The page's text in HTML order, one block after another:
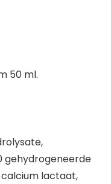
50 ml.
gehydrogeneerde
lactaat,